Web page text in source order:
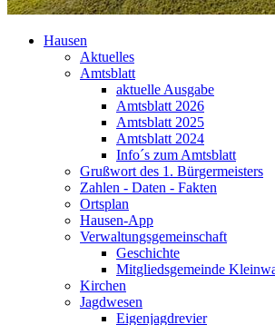
Hausen
Aktuelles
Amtsblatt
aktuelle Ausgabe
Amtsblatt 2026
Amtsblatt 2025
Amtsblatt 2024
Info´s zum Amtsblatt
Grußwort des 1. Bürgermeisters
Zahlen - Daten - Fakten
Ortsplan
Hausen-App
Verwaltungsgemeinschaft
Geschichte
Mitgliedsgemeinde
Kirchen
Jagdwesen
Eigenjagdrevier